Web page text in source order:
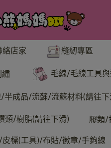
絡店家 縫紉專區
毛線/毛線工具
半成品/流蘇/流蘇材料(請往下
類/樹脂(請往下滑) 膠類/
皮標(工具)/布貼/徽章/手鉤線